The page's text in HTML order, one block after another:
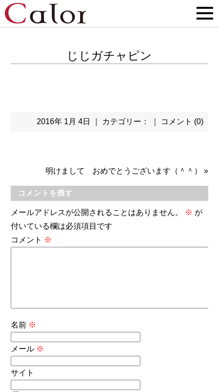
じじガチャピン
2016年 1月 4日 ｜ カテゴリー： ｜ コメント (0)
明けまして おめでとうございます（＾＾） »
コメントを残す
メールアドレスが公開されることはありません。 ※ が
付いている欄は必須項目です
コメント ※
名前 ※
メール ※
サイト